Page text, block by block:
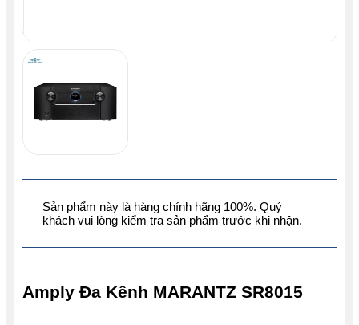
Amply Đa Kênh MARANTZ SR8015
Sản phẩm này là hàng chính hãng 100%. Quý
khách vui lòng kiểm tra sản phẩm trước khi nhận.